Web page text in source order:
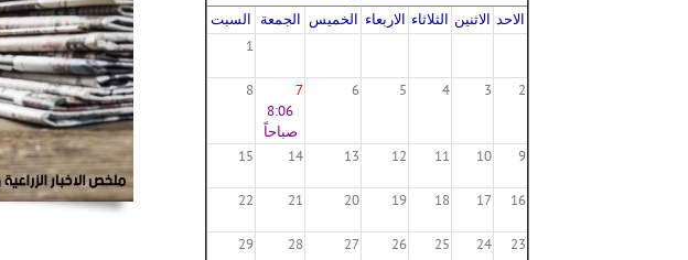
الاحد الاثنين الثلاثاء الاربعاء الخميس الجمعة السبت
1
2
3
4
5
6
7
8:06
صباحاً
8
9
10
11
12
13
14
15
16
17
18
19
20
21
22
23
24
25
26
27
28
29